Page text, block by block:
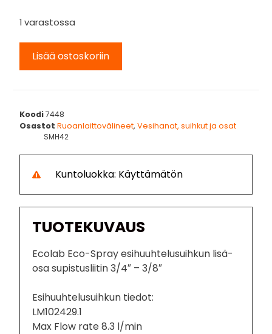
1 varastossa
Lisää ostoskoriin
Koodi7448
Osastot Ruoanlaittovälineet,Vesihanat, suihkut ja osat
SMH42
Kuntoluokka: Käyttämätön
TUOTEKUVAUS
Ecolab Eco-Spray esihuuhtelusuihkun lisä-
osa supistusliitin 3/4″ – 3/8″
Esihuuhtelusuihkun tiedot:
LM102429.1
Max Flow rate 8.3 l/min